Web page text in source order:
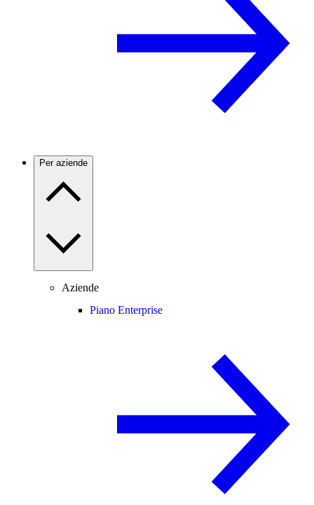
Per aziende
Aziende
Piano Enterprise